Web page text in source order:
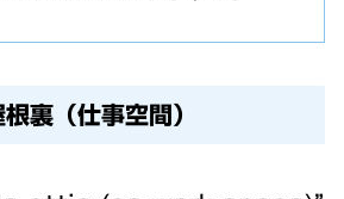
裏（仕事空間）